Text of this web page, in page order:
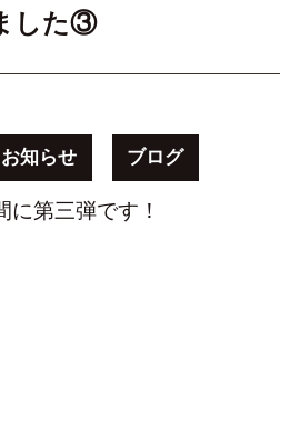
した③
お知らせ ブログ
に第三弾です！